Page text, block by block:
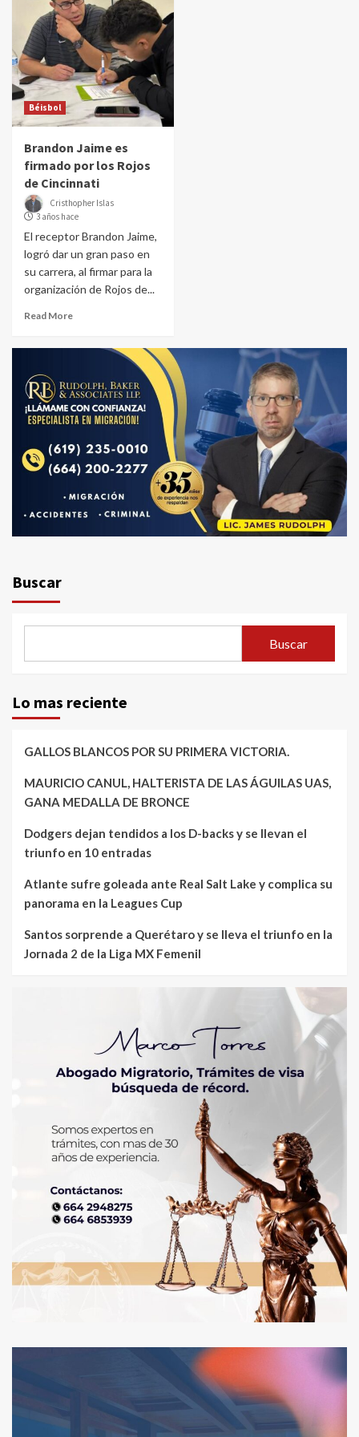
Béisbol
Brandon Jaime es
firmado por los Rojos
de Cincinnati
Cristhopher Islas
3 años hace
El receptor Brandon Jaime,
logró dar un gran paso en
su carrera, al firmar para la
organización de Rojos de...
Read More
Buscar
Buscar
Lo mas reciente
GALLOS BLANCOS POR SU PRIMERA VICTORIA.
MAURICIO CANUL, HALTERISTA DE LAS ÁGUILAS UAS,
GANA MEDALLA DE BRONCE
Dodgers dejan tendidos a los D-backs y se llevan el
triunfo en 10 entradas
Atlante sufre goleada ante Real Salt Lake y complica su
panorama en la Leagues Cup
Santos sorprende a Querétaro y se lleva el triunfo en la
Jornada 2 de la Liga MX Femenil